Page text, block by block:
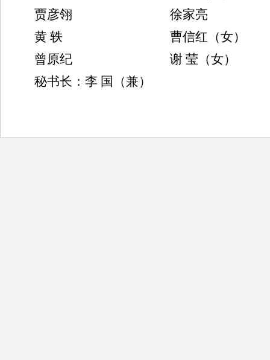
贾彦翎
徐家亮
黄 轶
曹信红 （女）
曾原纪
谢 莹（女）
秘书长：李 国（兼）